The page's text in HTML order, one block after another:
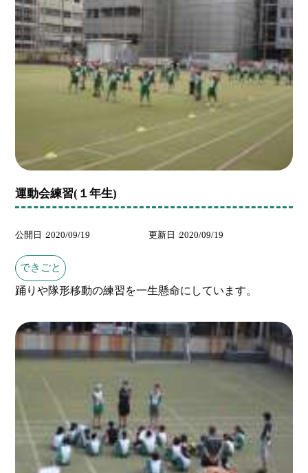
運動会練習(１年生)
公開日 2020/09/19 更新日 2020/09/19
できごと
踊りや隊形移動の練習を一生懸命にしています。